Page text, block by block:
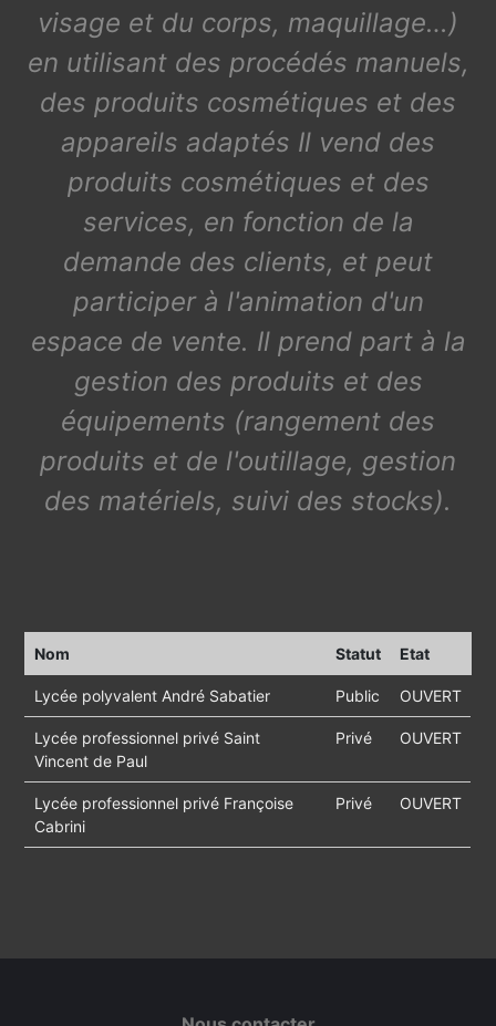
visage et du corps, maquillage…)
en utilisant des procédés manuels,
des produits cosmétiques et des
appareils adaptés Il vend des
produits cosmétiques et des
services, en fonction de la
demande des clients, et peut
participer à l'animation d'un
espace de vente. Il prend part à la
gestion des produits et des
équipements (rangement des
produits et de l'outillage, gestion
des matériels, suivi des stocks).
Nom Statut Etat
Lycée polyvalent André Sabatier Public OUVERT
Lycée professionnel privé Saint
Vincent de Paul
Privé OUVERT
Lycée professionnel privé Françoise
Cabrini
Privé OUVERT